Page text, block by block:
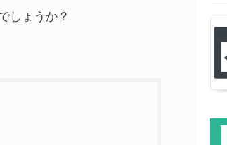
しょうか？